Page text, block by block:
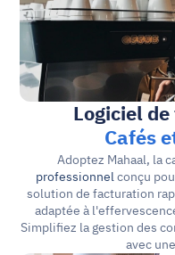
Logiciel
Cafés
Adoptez Mahaal, la
professionnel conçu
solution de facturation
adaptée à
Simplifiez la gestion des
avec